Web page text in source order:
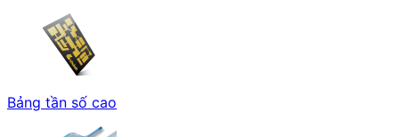
Bảng tần số cao